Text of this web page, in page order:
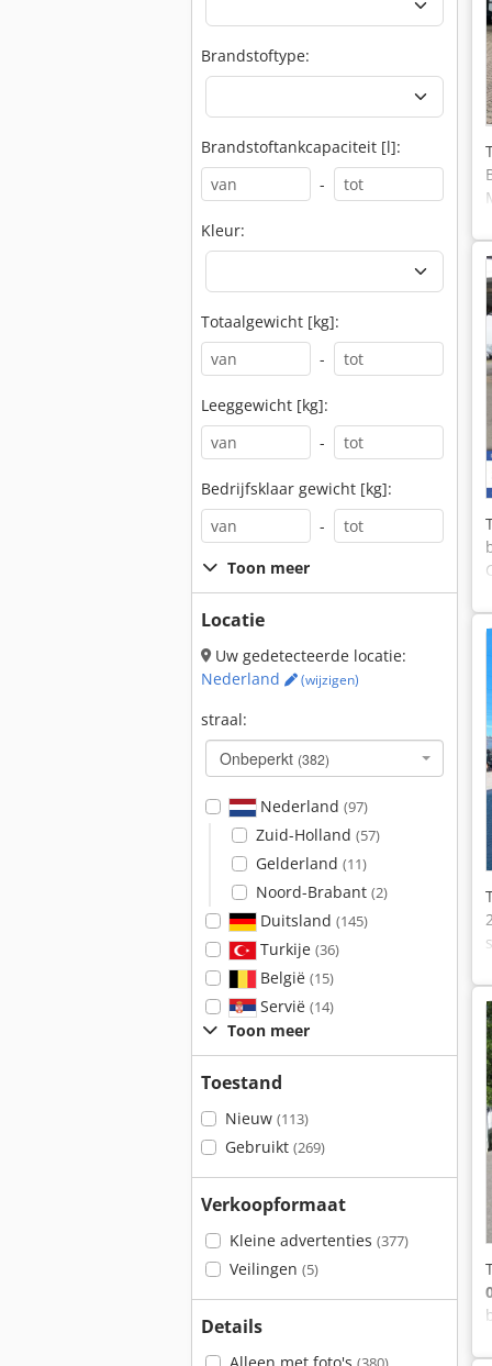
Brandstoftype:
Brandstoftankcapaciteit [l]:
-
Kleur:
Totaalgewicht [kg]:
-
Leeggewicht [kg]:
-
Bedrijfsklaar gewicht [kg]:
-
Toon meer
Locatie
Uw gedetecteerde locatie:
Nederland
(wijzigen)
straal:
Onbeperkt (382)
Nederland (97)
Zuid-Holland (57)
Gelderland (11)
Noord-Brabant (2)
Duitsland (145)
Turkije (36)
België (15)
Servië (14)
Toon meer
Toestand
Nieuw (113)
Gebruikt (269)
Verkoopformaat
Kleine advertenties (377)
Veilingen (5)
Details